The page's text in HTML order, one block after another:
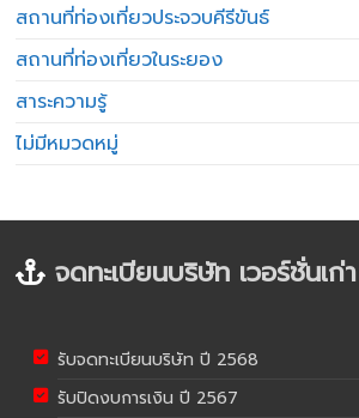
สถานที่ท่องเที่ยวประจวบคีรีขันธ์
สถานที่ท่องเที่ยวในระยอง
สาระความรู้
ไม่มีหมวดหมู่
จดทะเบียนบริษัท เวอร์ชั่นเก่า
รับจดทะเบียนบริษัท ปี 2568
รับปิดงบการเงิน ปี 2567